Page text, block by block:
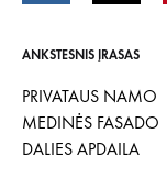
Įrašo
ANKSTESNIS ĮRAŠAS
PRIVATAUS NAMO
MEDINĖS FASADO
DALIES APDAILA